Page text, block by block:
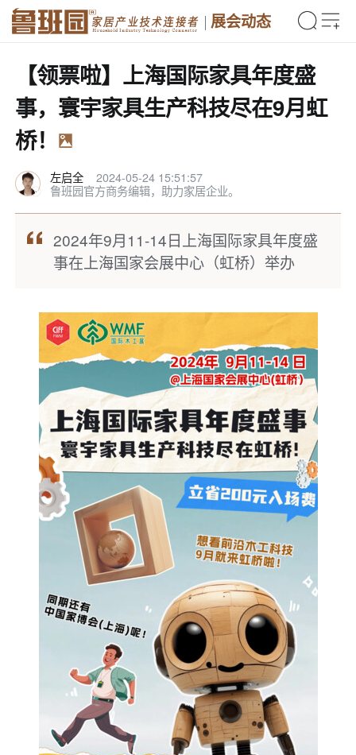
展会动态
【领票啦】上海国际家具年度盛
事，寰宇家具生产科技尽在9月虹
桥！
左启全
2024-05-24 15:51:57
鲁班园官方商务编辑，助力家居企业。
2024年9月11-14日上海国际家具年度盛
事在上海国家会展中心（虹桥）举办